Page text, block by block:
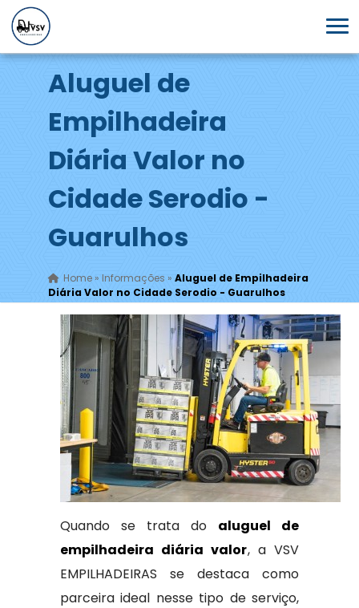
Aluguel de
Empilhadeira
Diária Valor no
Cidade Serodio -
Guarulhos
Home» Informações » Aluguel de Empilhadeira
Diária Valor no Cidade Serodio - Guarulhos
Quando se trata do aluguel de
empilhadeira diária valor, a VSV
EMPILHADEIRAS se destaca como
parceira ideal nesse tipo de serviço,